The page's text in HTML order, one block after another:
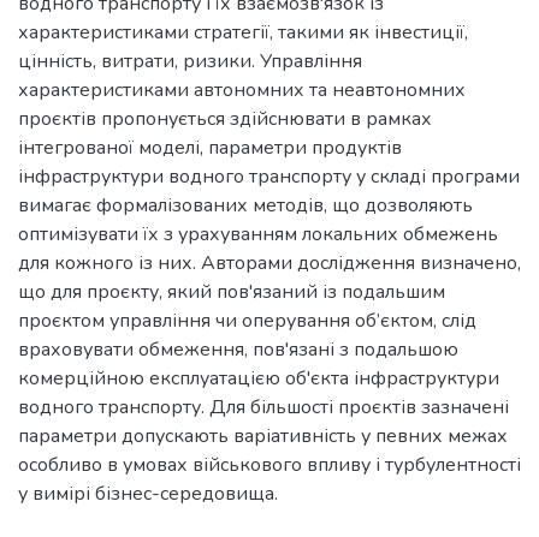
характеристиками стратегії, такими як інвестиції,
цінність, витрати, ризики. Управління
характеристиками автономних та неавтономних
проєктів пропонується здійснювати в рамках
інтегрованої моделі, параметри продуктів
інфраструктури водного транспорту у складі програми
вимагає формалізованих методів, що дозволяють
оптимізувати їх з урахуванням локальних обмежень
для кожного із них. Авторами дослідження визначено,
що для проєкту, який пов'язаний із подальшим
проєктом управління чи оперування об’єктом, слід
враховувати обмеження, пов'язані з подальшою
комерційною експлуатацією об'єкта інфраструктури
водного транспорту. Для більшості проєктів зазначені
параметри допускають варіативність у певних межах
особливо в умовах військового впливу і турбулентності